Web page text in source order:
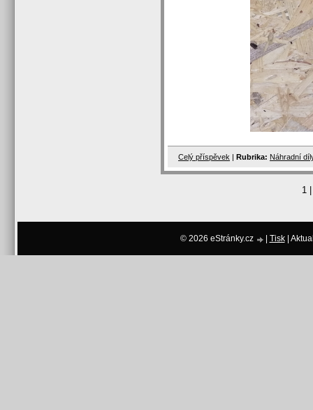
Celý příspěvek Rubrika: Náhradní
1
© 2026 eStránky.cz Tisk|